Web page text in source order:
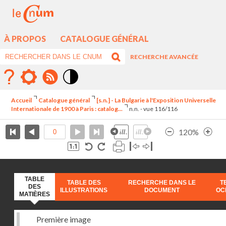
À PROPOS CATALOGUE GÉNÉRAL
RECHERCHE AVANCÉE
élévé
Accueil Catalogue général
[s.n.] - La Bulgarie à l'Exposition Universelle
Internationale de 1900 à Paris : catalog...
n.n. - vue 116/116
120%
TABLE
DES
MATIÈRES
TABLE DES
ILLUSTRATIONS
RECHERCHE DANS LE
DOCUMENT
Première image